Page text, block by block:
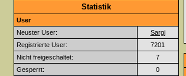
Statistik
User
Neuster User:
Sargi
Registrierte User:
7201
Nicht freigeschaltet:
7
Gesperrt:
0